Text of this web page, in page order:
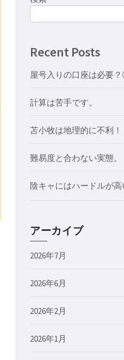
Recent Posts
屋号入りの口座は必要
計算は苦手です。
苫小牧は地理的に不利！
難易度と合わない実態。
陰キャにはハードルが高
アーカイブ
2026年7月
2026年6月
2026年2月
2026年1月